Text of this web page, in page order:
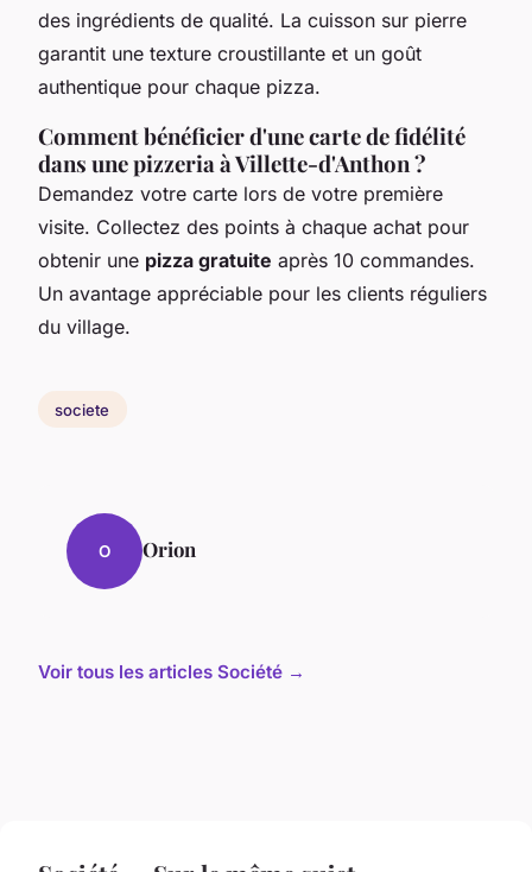
des ingrédients de qualité. La cuisson sur pierre
garantit une texture croustillante et un goût
authentique pour chaque pizza.
Comment bénéficier d'une carte de fidélité
dans une pizzeria à Villette-d'Anthon ?
Demandez votre carte lors de votre première
visite. Collectez des points à chaque achat pour
obtenir une pizza gratuite après 10 commandes.
Un avantage appréciable pour les clients réguliers
du village.
societe
O Orion
Voir tous les articles Société →